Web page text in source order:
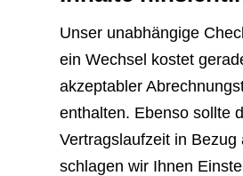
Unser unabhängige
ein Wechsel kostet
akzeptabler
enthalten. Ebenso sollte
Vertragslaufzeit in
schlagen wir Ihnen